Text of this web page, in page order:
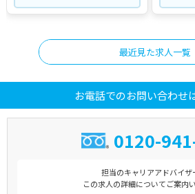
最近見た求人一覧
お電話でのお問い合わせ
0120-
担当のキャリアアドバイザ
この求人の詳細についてご案内